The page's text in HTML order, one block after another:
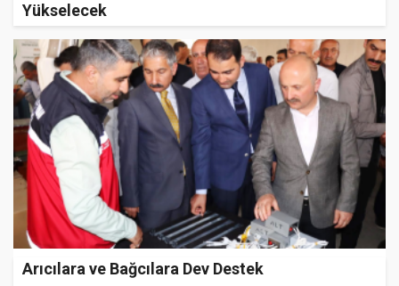
Yükselecek
Arıcılara ve Bağcılara Dev Destek